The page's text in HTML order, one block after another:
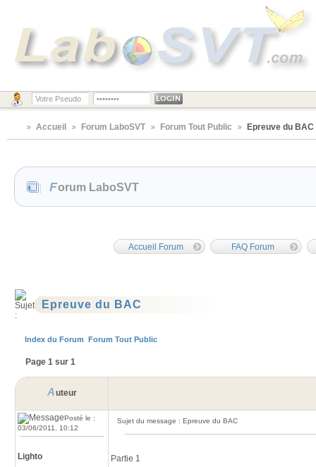
Accueil Forum LaboSVT Forum Tout Public Epreuve du BAC
Forum LaboSVT
Accueil Forum FAQ Forum
Epreuve du BAC
Index du Forum Forum Tout Public
Page 1 sur 1
Auteur
Posté le :
03/06/2011, 10:12
Lighto
Sujet du message : Epreuve du BAC
Partie 1